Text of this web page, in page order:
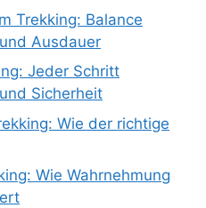
Trekking: Balance
Ausdauer
Jeder Schritt
Sicherheit
Wie der richtige
Wie Wahrnehmung